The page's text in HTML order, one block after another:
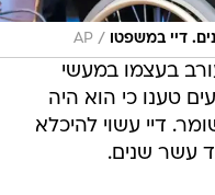
דיי במשפטו /
AP
בעצמו במעשי
טענו כי הוא היה
דיי עשוי להיכלא
עשר שנים.